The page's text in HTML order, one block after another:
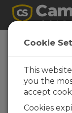
mesure
carbone
Mesurer le
avec des
turbulent de
Cookie
This
you the
accept
Cookies